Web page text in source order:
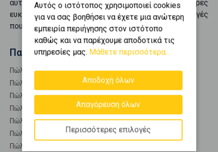
αυτό που αναζητάτε. Συγκεντρώνουμε τις καλύτερες
ευκαιρίες προςπώληση, προσφέροντάς σας επιλογές
που καλύπτουν κάθε ανάγκη.
Παρόμοιες αναζητήσεις
Πώληση Κατοικίες ΙΩΑΝΝΙΝΑ
Πώληση Αποθήκες ΙΩΑΝΝΙΝΑ
Πώληση Γκαρσονιέρες ΙΩΑΝΝΙΝΑ
Πώληση Διαμερίσματα ΙΩΑΝΝΙΝΑ
Πώληση Κτίρια ΙΩΑΝΝΙΝΑ
Πώληση Μεζονέτες (ανεξάρτητη) ΙΩΑΝΝΙΝΑ
Πώληση Μεζονέτες (εφαπτόμενη) ΙΩΑΝΝΙΝΑ
Αυτός ο ιστότοπος χρησιμοποιεί cookies
για να σας βοηθήσει να έχετε μια ανώτερη
εμπειρία περιήγησης στον ιστότοπο
καθώς και να παρέχουμε αποδοτικά τις
υπηρεσίες μας. Μάθετε περισσότερα...
Αποδοχή όλων
Απαγόρευση όλων
Περισσότερες επιλογές